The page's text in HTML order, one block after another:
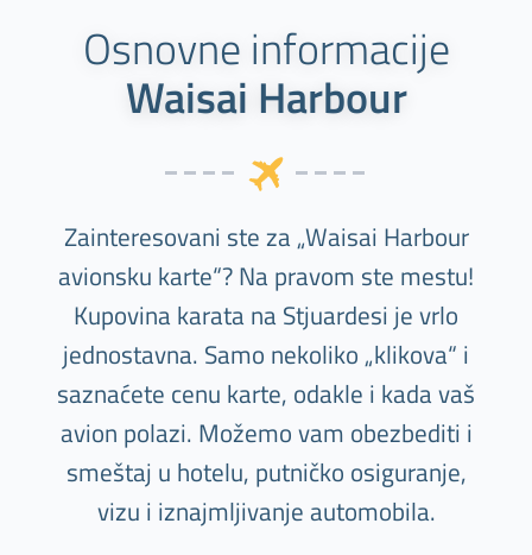
Osnovne informacije
Waisai Harbour
Zainteresovani ste za „Waisai Harbour
avionsku karte“? Na pravom ste mestu!
Kupovina karata na Stjuardesi je vrlo
jednostavna. Samo nekoliko „klikova“ i
saznaćete cenu karte, odakle i kada vaš
avion polazi. Možemo vam obezbediti i
smeštaj u hotelu, putničko osiguranje,
vizu i iznajmljivanje automobila.